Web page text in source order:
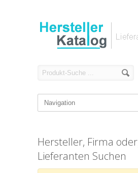
Hersteller, Firma oder
Lieferanten Suchen